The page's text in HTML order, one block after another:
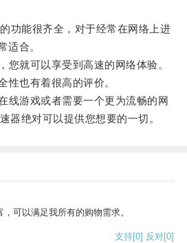
能很齐全，对于经常在网络上进
适合。
就可以享受到高速的网络体验。
也有着很高的评价。
游戏或者需要一个更为流畅的网
器绝对可以提供您想要的一切。
可以满足我所有的购物需求。
支持[0] 反对[0]